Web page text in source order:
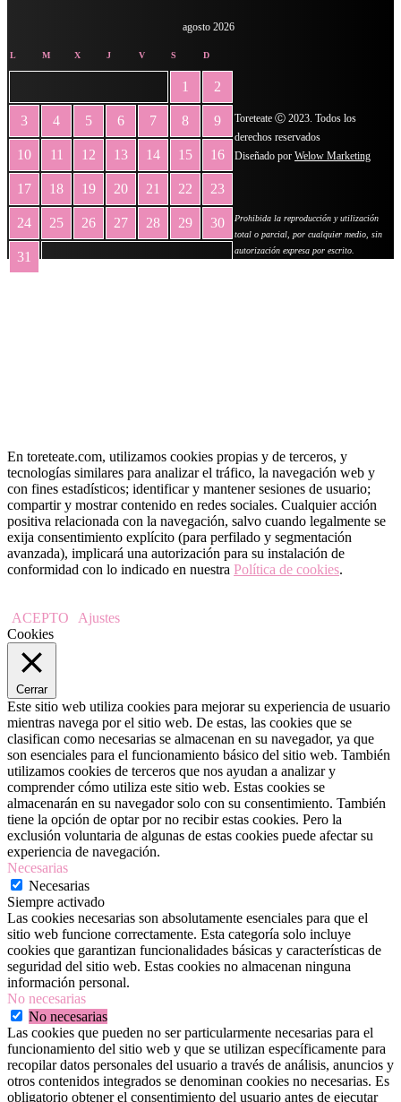
agosto 2026
L M X J V S D
1 2
3 4 5 6 7 8 9
10 11 12 13 14 15 16
17 18 19 20 21 22 23
24 25 26 27 28 29 30
31
Toreteate Ⓒ 2023. Todos los
derechos reservados
Diseñado por Welow Marketing
Prohibida la reproducción y utilización
total o parcial, por cualquier medio, sin
autorización expresa por escrito.
En toreteate.com, utilizamos cookies propias y de terceros, y
tecnologías similares para analizar el tráfico, la navegación web y
con fines estadísticos; identificar y mantener sesiones de usuario;
compartir y mostrar contenido en redes sociales. Cualquier acción
positiva relacionada con la navegación, salvo cuando legalmente se
exija consentimiento explícito (para perfilado y segmentación
avanzada), implicará una autorización para su instalación de
conformidad con lo indicado en nuestra Política de cookies.
ACEPTO
Ajustes
Cookies
Cerrar
Este sitio web utiliza cookies para mejorar su experiencia de usuario
mientras navega por el sitio web. De estas, las cookies que se
clasifican como necesarias se almacenan en su navegador, ya que
son esenciales para el funcionamiento básico del sitio web. También
utilizamos cookies de terceros que nos ayudan a analizar y
comprender cómo utiliza este sitio web. Estas cookies se
almacenarán en su navegador solo con su consentimiento. También
tiene la opción de optar por no recibir estas cookies. Pero la
exclusión voluntaria de algunas de estas cookies puede afectar su
experiencia de navegación.
Necesarias
Necesarias
Siempre activado
Las cookies necesarias son absolutamente esenciales para que el
sitio web funcione correctamente. Esta categoría solo incluye
cookies que garantizan funcionalidades básicas y características de
seguridad del sitio web. Estas cookies no almacenan ninguna
información personal.
No necesarias
No necesarias
Las cookies que pueden no ser particularmente necesarias para el
funcionamiento del sitio web y que se utilizan específicamente para
recopilar datos personales del usuario a través de análisis, anuncios y
otros contenidos integrados se denominan cookies no necesarias. Es
obligatorio obtener el consentimiento del usuario antes de ejecutar